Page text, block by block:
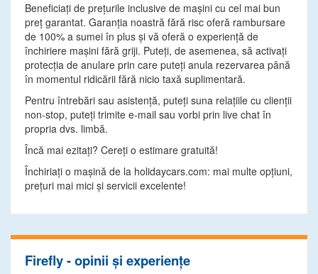
Beneficiaţi de preţurile inclusive de maşini cu cel mai bun
preţ garantat. Garanţia noastră fără risc oferă rambursare
de 100% a sumei în plus şi vă oferă o experienţă de
închiriere maşini fără griji. Puteţi, de asemenea, să activaţi
protecţia de anulare prin care puteţi anula rezervarea până
în momentul ridicării fără nicio taxă suplimentară.
Pentru întrebări sau asistenţă, puteţi suna relaţiile cu clienţii
non-stop, puteţi trimite e-mail sau vorbi prin live chat în
propria dvs. limbă.
Încă mai ezitaţi? Cereţi o estimare gratuită!
Închiriaţi o maşină de la holidaycars.com: mai multe opţiuni,
preţuri mai mici şi servicii excelente!
Firefly - opinii și experiențe